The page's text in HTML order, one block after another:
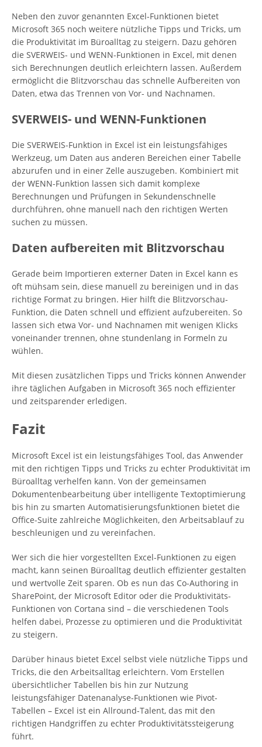
Neben den zuvor genannten Excel-Funktionen bietet
Microsoft 365 noch weitere nützliche Tipps und Tricks, um
die Produktivität im Büroalltag zu steigern. Dazu gehören
die SVERWEIS- und WENN-Funktionen in Excel, mit denen
sich Berechnungen deutlich erleichtern lassen. Außerdem
ermöglicht die Blitzvorschau das schnelle Aufbereiten von
Daten, etwa das Trennen von Vor- und Nachnamen.
SVERWEIS- und WENN-Funktionen
Die SVERWEIS-Funktion in Excel ist ein leistungsfähiges
Werkzeug, um Daten aus anderen Bereichen einer Tabelle
abzurufen und in einer Zelle auszugeben. Kombiniert mit
der WENN-Funktion lassen sich damit komplexe
Berechnungen und Prüfungen in Sekundenschnelle
durchführen, ohne manuell nach den richtigen Werten
suchen zu müssen.
Daten aufbereiten mit Blitzvorschau
Gerade beim Importieren externer Daten in Excel kann es
oft mühsam sein, diese manuell zu bereinigen und in das
richtige Format zu bringen. Hier hilft die Blitzvorschau-
Funktion, die Daten schnell und effizient aufzubereiten. So
lassen sich etwa Vor- und Nachnamen mit wenigen Klicks
voneinander trennen, ohne stundenlang in Formeln zu
wühlen.
Mit diesen zusätzlichen Tipps und Tricks können Anwender
ihre täglichen Aufgaben in Microsoft 365 noch effizienter
und zeitsparender erledigen.
Fazit
Microsoft Excel ist ein leistungsfähiges Tool, das Anwender
mit den richtigen Tipps und Tricks zu echter Produktivität im
Büroalltag verhelfen kann. Von der gemeinsamen
Dokumentenbearbeitung über intelligente Textoptimierung
bis hin zu smarten Automatisierungsfunktionen bietet die
Office-Suite zahlreiche Möglichkeiten, den Arbeitsablauf zu
beschleunigen und zu vereinfachen.
Wer sich die hier vorgestellten Excel-Funktionen zu eigen
macht, kann seinen Büroalltag deutlich effizienter gestalten
und wertvolle Zeit sparen. Ob es nun das Co-Authoring in
SharePoint, der Microsoft Editor oder die Produktivitäts-
Funktionen von Cortana sind – die verschiedenen Tools
helfen dabei, Prozesse zu optimieren und die Produktivität
zu steigern.
Darüber hinaus bietet Excel selbst viele nützliche Tipps und
Tricks, die den Arbeitsalltag erleichtern. Vom Erstellen
übersichtlicher Tabellen bis hin zur Nutzung
leistungsfähiger Datenanalyse-Funktionen wie Pivot-
Tabellen – Excel ist ein Allround-Talent, das mit den
richtigen Handgriffen zu echter Produktivitätssteigerung
führt.